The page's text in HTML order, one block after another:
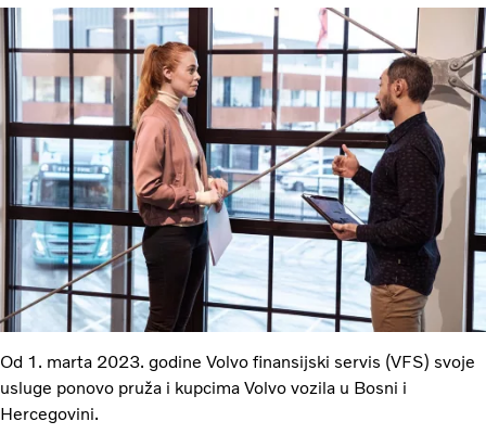
Od 1. marta 2023. godine Volvo finansijski servis (VFS) svoje
usluge ponovo pruža i kupcima Volvo vozila u Bosni i
Hercegovini.